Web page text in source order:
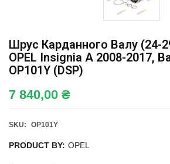
Шрус Карданного Валу (24-
OPEL Insignia A 2008-2017,
OP101Y (DSP)
7 840,00 ₴
SKU: OP101Y
PRODUCT BY: OPEL